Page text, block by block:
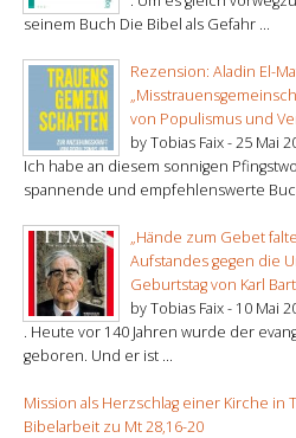
seinem Buch Die Bibel als Gefahr ...
Rezension: Aladin El-
von Populismus und
by Tobias Faix -25 Mai
Ich habe an diesem sonnigen
spannende und empfehlenswerte
„Hände zum Gebet
Aufstandes gegen die
Geburtstag von Karl
by Tobias Faix - 10 Mai
. Heute vor 140 Jahren wurde der
geboren. Und er ist ...
Mission als Herzschlag einer Kirche in
Bibelarbeit zu Mt 28,16-20